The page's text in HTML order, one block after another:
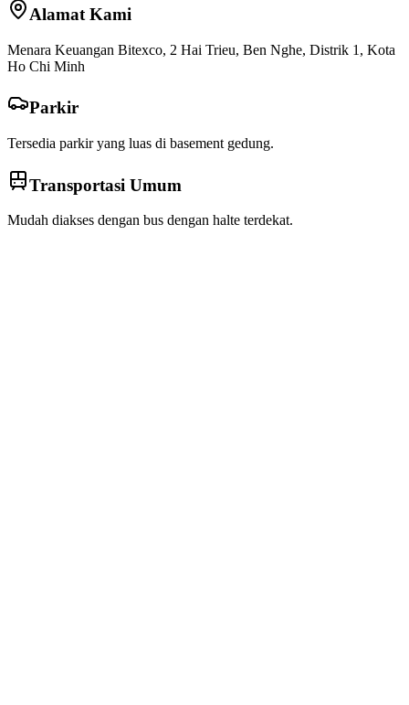
Alamat Kami
Menara Keuangan Bitexco, 2 Hai Trieu, Ben Nghe, Distrik 1, Kota
Ho Chi Minh
Parkir
Tersedia parkir yang luas di basement gedung.
Transportasi Umum
Mudah diakses dengan bus dengan halte terdekat.